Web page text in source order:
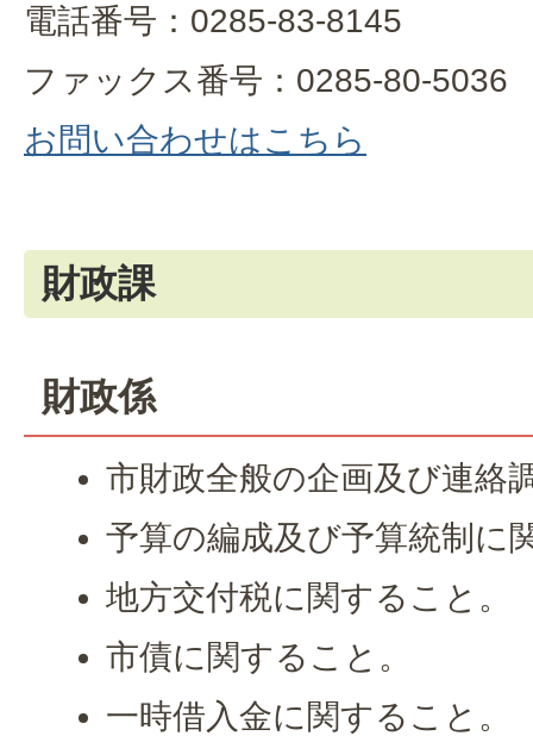
電話番号：0285-83-8145
ファックス番号：0285-80-5036
お問い合わせはこちら
財政課
財政係
市財政全般の企画及び連絡
予算の編成及び予算統制に
地方交付税に関すること。
市債に関すること。
一時借入金に関すること。